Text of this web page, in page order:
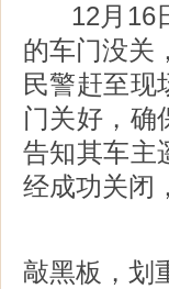
12月16日
的车门没关
民警赶至现
门关好，确
告知其车主
经成功关闭
敲黑板，划